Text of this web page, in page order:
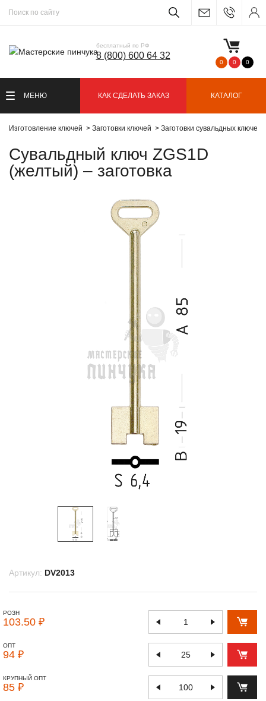
бесплатный по РФ
8 (800) 600 64 32
0 0 0
МЕНЮ КАК СДЕЛАТЬ ЗАКАЗ КАТАЛОГ
Изготовление ключей Заготовки ключей Заготовки сувальдных ключей
Сувальдный ключ ZGS1D
(желтый) – заготовка
Артикул: DV2013
РОЗН
103.50 ₽
ОПТ
94 ₽
КРУПНЫЙ ОПТ
85 ₽